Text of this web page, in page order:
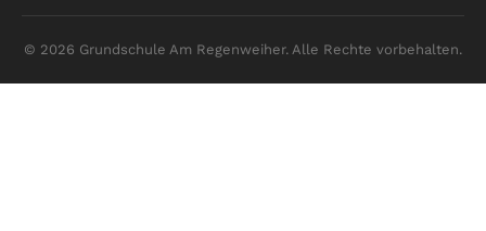
© 2026 Grundschule Am Regenweiher. Alle Rechte vorbehalten.